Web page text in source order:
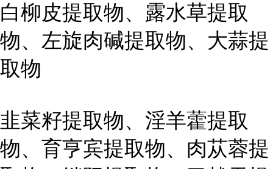
白柳皮提取物、露水草提取
物、左旋肉碱提取物、大蒜提
取物
韭菜籽提取物、淫羊藿提取
物、育亨宾提取物、肉苁蓉提